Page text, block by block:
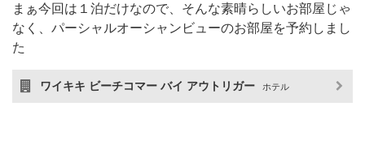
まぁ今回は１泊だけなので、そんな素晴らしいお部屋じゃ
なく、パーシャルオーシャンビューのお部屋を予約しまし
た
ワイキキ ビーチコマー バイ アウトリガー ホテル